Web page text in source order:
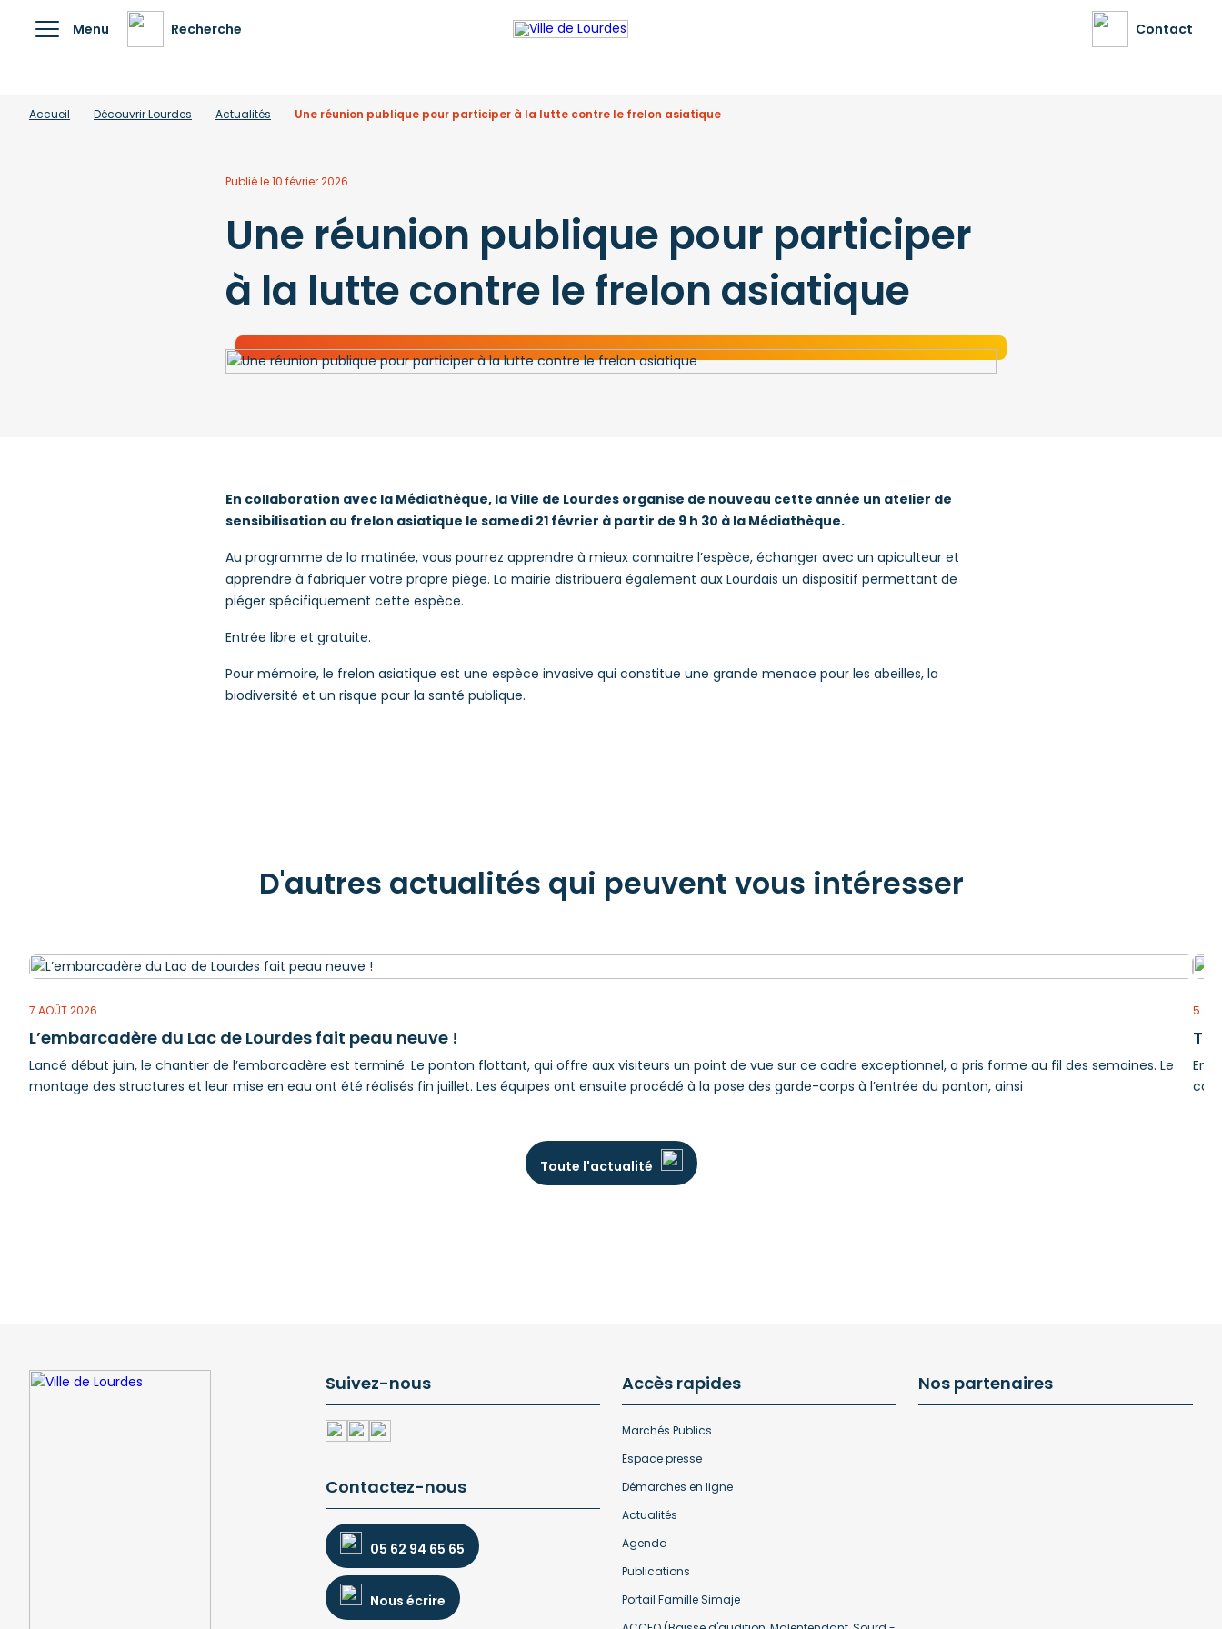
Menu Recherche Contact
Accueil Découvrir Lourdes Actualités Une réunion publique pour participer à la lutte contre le frelon asiatique
Publié le 10 février 2026
Une réunion publique pour participer
à la lutte contre le frelon asiatique
En collaboration avec la Médiathèque, la Ville de Lourdes organise de nouveau cette année un atelier de
sensibilisation au frelon asiatique le samedi 21 février à partir de 9 h 30 à la Médiathèque.
Au programme de la matinée, vous pourrez apprendre à mieux connaitre l’espèce, échanger avec un apiculteur et
apprendre à fabriquer votre propre piège. La mairie distribuera également aux Lourdais un dispositif permettant de
piéger spécifiquement cette espèce.
Entrée libre et gratuite.
Pour mémoire, le frelon asiatique est une espèce invasive qui constitue une grande menace pour les abeilles, la
biodiversité et un risque pour la santé publique.
D'autres actualités qui peuvent vous intéresser
7 AOÛT 2026
L’embarcadère du Lac de Lourdes fait peau neuve !
Lancé début juin, le chantier de l’embarcadère est terminé. Le ponton flottant, qui offre aux visiteurs un point de vue sur ce cadre exceptionnel, a pris forme au fil des semaines. Le
montage des structures et leur mise en eau ont été réalisés fin juillet. Les équipes ont ensuite procédé à la pose des garde-corps à l’entrée du ponton, ainsi
5
En
Toute l'actualité
Suivez-nous
Contactez-nous
05 62 94 65 65
Nous écrire
Accès rapides
Marchés Publics
Espace presse
Démarches en ligne
Actualités
Agenda
Publications
Portail Famille Simaje
Nos partenaires